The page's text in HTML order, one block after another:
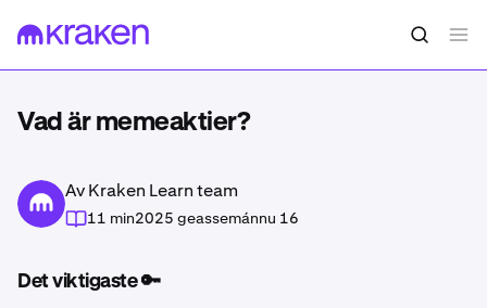
Vad är memeaktier?
Av Kraken Learn team
11 min2025 geassemánnu 16
Det viktigaste 🔑